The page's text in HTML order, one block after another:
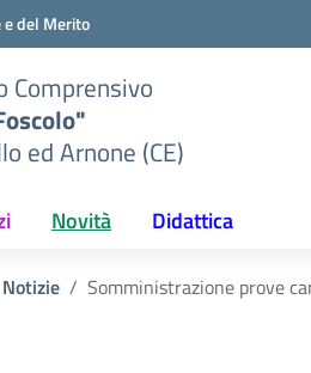
del Merito
Comprensivo
ed Arnone (CE)
Novità Didattica
Notizie Somministrazione prove